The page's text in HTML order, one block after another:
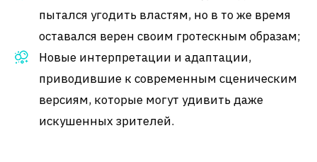
пытался угодить властям, но в то же время
оставался верен своим гротескным образам;
Новые интерпретации и адаптации,
приводившие к современным сценическим
версиям, которые могут удивить даже
искушенных зрителей.